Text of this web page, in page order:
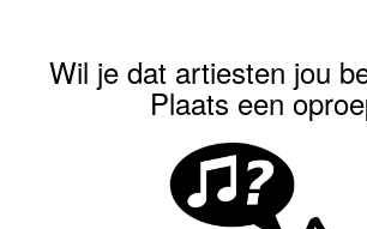
Wil je dat artiesten jou
Plaats een